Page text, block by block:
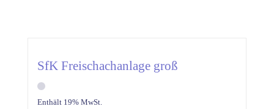
SfK Freischachanlage groß
Enthält 19% MwSt.